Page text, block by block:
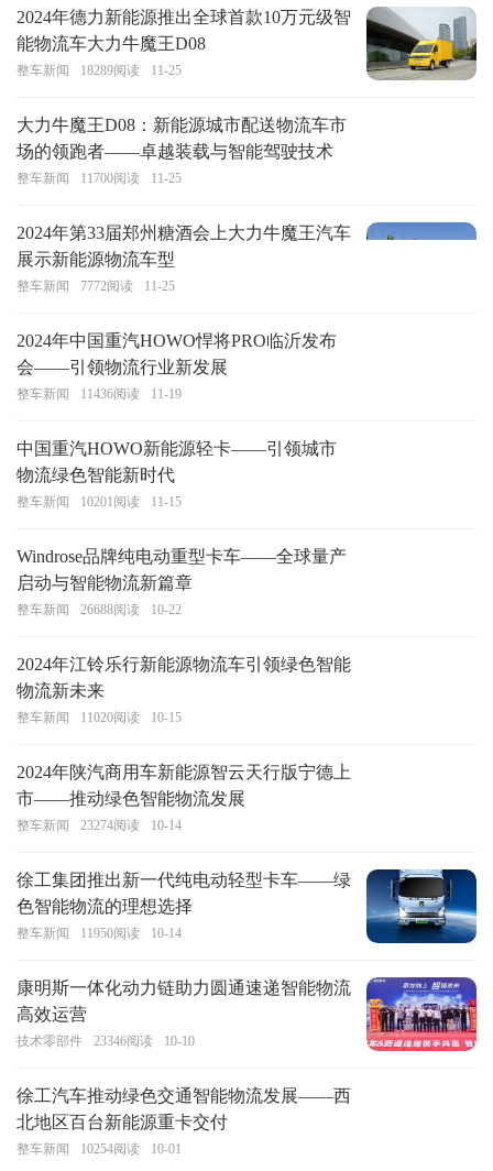
2024年德力新能源推出全球首款10万元级智
能物流车大力牛魔王D08
整车新闻 18289阅读 11-25
大力牛魔王D08：新能源城市配送物流车市
场的领跑者——卓越装载与智能驾驶技术
整车新闻 11700阅读 11-25
2024年第33届郑州糖酒会上大力牛魔王汽车
展示新能源物流车型
整车新闻 7772阅读 11-25
2024年中国重汽HOWO悍将PRO临沂发布
会——引领物流行业新发展
整车新闻 11436阅读 11-19
中国重汽HOWO新能源轻卡——引领城市
物流绿色智能新时代
整车新闻 10201阅读 11-15
Windrose品牌纯电动重型卡车——全球量产
启动与智能物流新篇章
整车新闻 26688阅读 10-22
2024年江铃乐行新能源物流车引领绿色智能
物流新未来
整车新闻 11020阅读 10-15
2024年陕汽商用车新能源智云天行版宁德上
市——推动绿色智能物流发展
整车新闻 23274阅读 10-14
徐工集团推出新一代纯电动轻型卡车——绿
色智能物流的理想选择
整车新闻 11950阅读 10-14
康明斯一体化动力链助力圆通速递智能物流
高效运营
技术零部件 23346阅读 10-10
徐工汽车推动绿色交通智能物流发展——西
北地区百台新能源重卡交付
整车新闻 10254阅读 10-01